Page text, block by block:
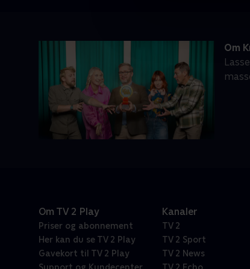
Om
Om TV 2 Play
Priser og abonnement
Her kan du se TV 2 Play
Gavekort til TV 2 Play
Kanaler
TV 2
TV 2 Sport
TV 2 News